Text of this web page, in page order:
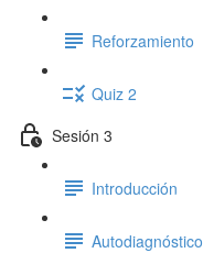
Reforzamiento
Quiz 2
Sesión 3
Introducción
Autodiagnóstico